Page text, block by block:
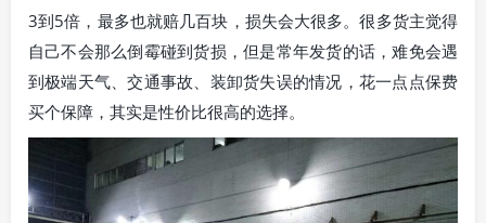
3到5倍，最多也就赔几百块，损失会大很多。很多货主觉得
自己不会那么倒霉碰到货损，但是常年发货的话，难免会遇
到极端天气、交通事故、装卸货失误的情况，花一点点保费
买个保障，其实是性价比很高的选择。